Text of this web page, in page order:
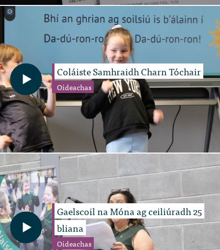
Coláiste Samhraidh Charn Tóchair
Oideachas
Gaelscoil na Móna ag ceiliúradh 25
bliana
Oideachas